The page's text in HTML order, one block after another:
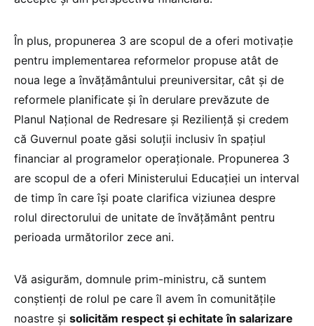
În plus, propunerea 3 are scopul de a oferi motivație
pentru implementarea reformelor propuse atât de
noua lege a învățământului preuniversitar, cât și de
reformele planificate și în derulare prevăzute de
Planul Național de Redresare și Reziliență și credem
că Guvernul poate găsi soluții inclusiv în spațiul
financiar al programelor operaționale. Propunerea 3
are scopul de a oferi Ministerului Educației un interval
de timp în care își poate clarifica viziunea despre
rolul directorului de unitate de învățământ pentru
perioada următorilor zece ani.
Vă asigurăm, domnule prim-ministru, că suntem
conștienți de rolul pe care îl avem în comunitățile
noastre și solicităm respect și echitate în salarizare